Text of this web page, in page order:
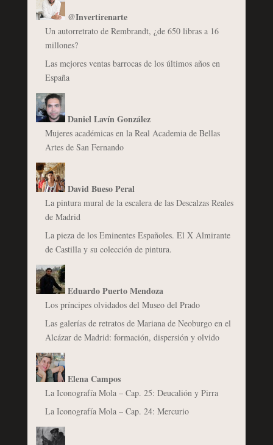
@Invertirenarte
Un autorretrato de Rembrandt, ¿de 650 libras a 16
millones?
Las mejores ventas barrocas de los últimos años en
España
Daniel Lavín González
Mujeres académicas en la Real Academia de Bellas
Artes de San Fernando
David Bueso Peral
La pintura mural de la escalera de las Descalzas Reales
de Madrid
La pieza de los Eminentes Españoles. El X Almirante
de Castilla y su colección de pintura.
Eduardo Puerto Mendoza
Los príncipes olvidados del Museo del Prado
Las galerías de retratos de Mariana de Neoburgo en el
Alcázar de Madrid: formación, dispersión y olvido
Elena Campos
La Iconografía Mola – Cap. 25: Deucalión y Pirra
La Iconografía Mola – Cap. 24: Mercurio